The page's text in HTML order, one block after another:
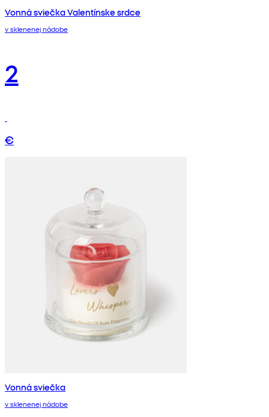
Vonná sviečka Valentínske srdce
v sklenenej nádobe
2
€
Vonná sviečka
v sklenenej nádobe